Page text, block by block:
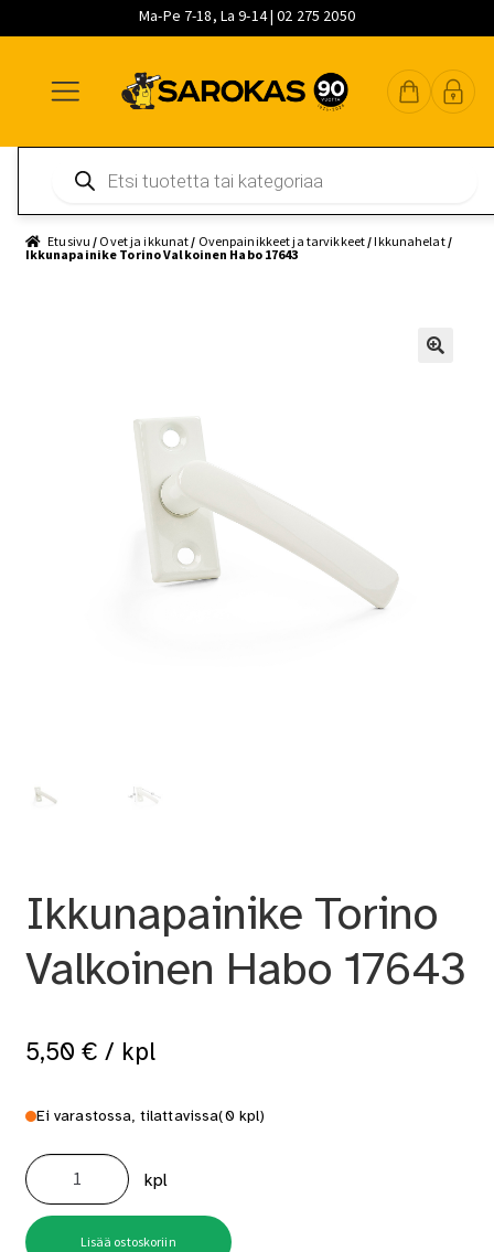
Ma-Pe 7-18, La 9-14 | 02 275 2050
navigointiin
sisältöön
pääsisältöön
search
Etusivu / Ovet ja ikkunat / Ovenpainikkeet ja tarvikkeet /Ikkunahelat/
Ikkunapainike Torino Valkoinen Habo 17643
Ikkunapainike Torino
Valkoinen Habo 17643
5,50 € / kpl
Ei varastossa, tilattavissa(0 kpl)
Ikkunapainike
Torino
Valkoinen
Habo
17643
määrä
kpl
Lisää ostoskoriin